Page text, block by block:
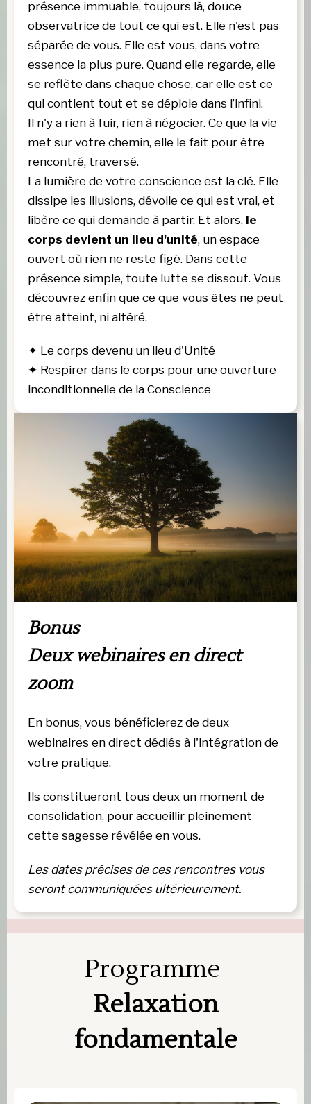
présence immuable, toujours là, douce
observatrice de tout ce qui est. Elle n'est pas
séparée de vous. Elle est vous, dans votre
essence la plus pure. Quand elle regarde, elle
se reflète dans chaque chose, car elle est ce
qui contient tout et se déploie dans l’infini.
Il n'y a rien à fuir, rien à négocier. Ce que la vie
met sur votre chemin, elle le fait pour être
rencontré, traversé.
La lumière de votre conscience est la clé. Elle
dissipe les illusions, dévoile ce qui est vrai, et
libère ce qui demande à partir. Et alors, le
corps devient un lieu d'unité, un espace
ouvert où rien ne reste figé. Dans cette
présence simple, toute lutte se dissout. Vous
découvrez enfin que ce que vous êtes ne peut
être atteint, ni altéré.
✦ Le corps devenu un lieu d'Unité
✦ Respirer dans le corps pour une ouverture
inconditionnelle de la Conscience
Bonus
Deux webinaires en direct
zoom
En bonus, vous bénéficierez de deux
webinaires en direct dédiés à l'intégration de
votre pratique.
Ils constitueront tous deux un moment de
consolidation, pour accueillir pleinement
cette sagesse révélée en vous.
Les dates précises de ces rencontres vous
seront communiquées ultérieurement.
Programme
Relaxation
fondamentale